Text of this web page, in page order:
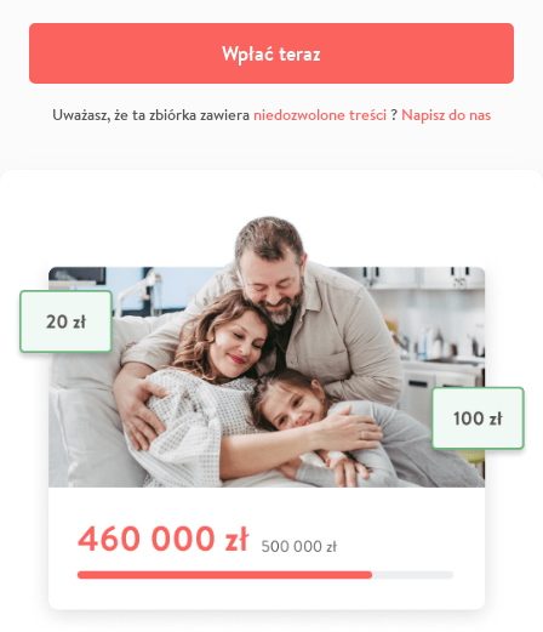
Wpłać teraz
Uważasz, że ta zbiórka zawiera niedozwolone treści? Napisz do nas